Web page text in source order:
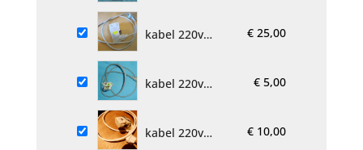
relais 900002904-
kabel 220v
07635651
€ 25,00
kabel 220v
00
€ 5,00
kabel 220v
€ 10,00